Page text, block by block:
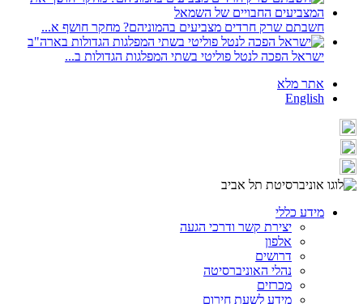
חשבתם שרק חרדים מצביעים בהמוניהם? מחקר חושף א...
ישראל הפכה לנטל פוליטי בשתי המפלגות הגדולות ב...
אתר מלא
English
מידע כללי
יצירת קשר ודרכי הגעה
אלפון
דרושים
נהלי האוניברסיטה
מכרזים
מידע לשעת חירום